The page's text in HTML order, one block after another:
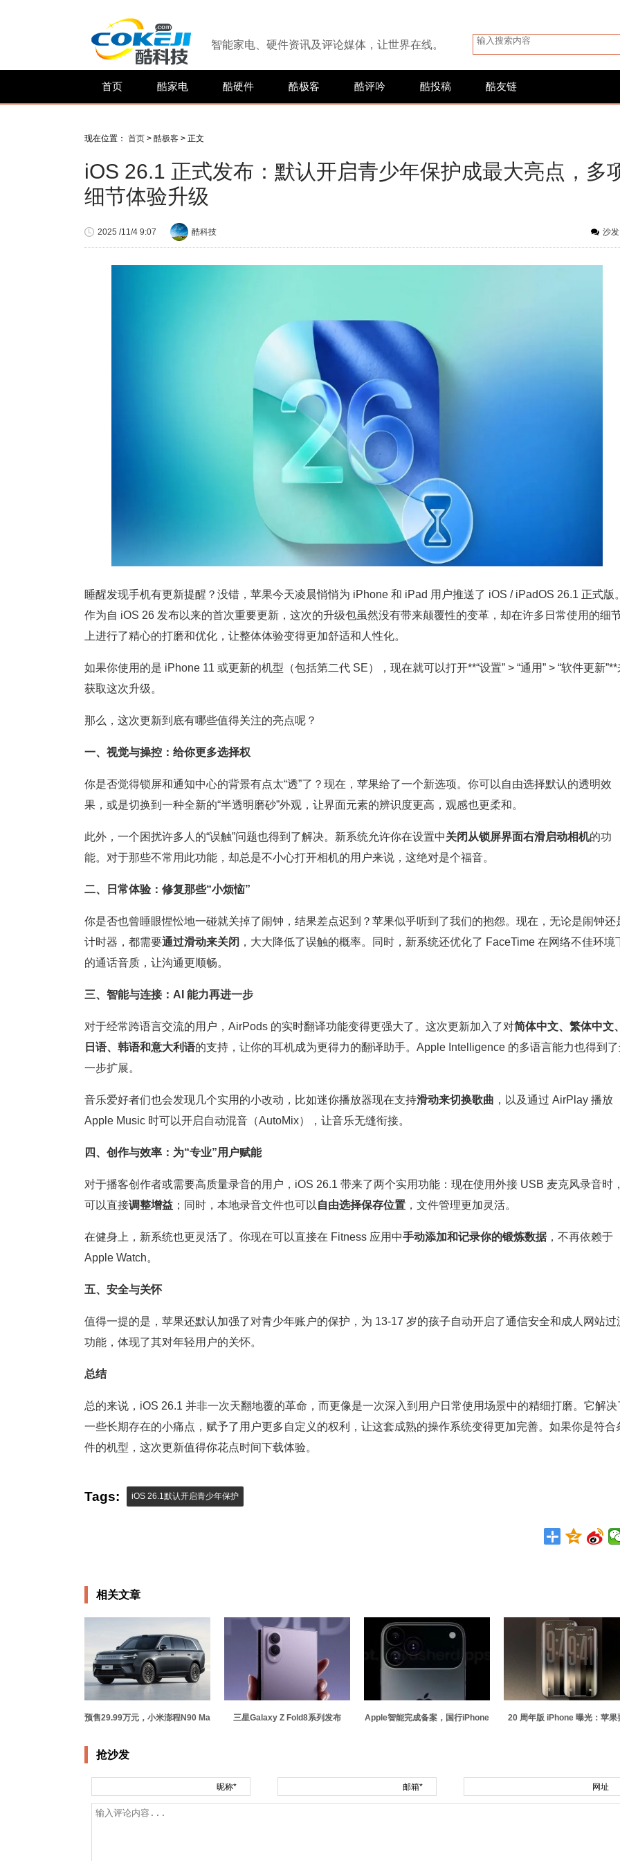
智能家电、硬件资讯及评论媒体，让世界在线。
首页 酷家电 酷硬件 酷极客 酷评吟 酷投稿 酷友链
现在位置： 首页 > 酷极客 > 正文
iOS 26.1 正式发布：默认开启青少年保护成最大亮点，多
细节体验升级
2025 /11/4 9:07 酷科技 沙发
睡醒发现手机有更新提醒？没错，苹果今天凌晨悄悄为 iPhone 和 iPad 用户推送了 iOS / iPadOS 26.1 正式版
作为自 iOS 26 发布以来的首次重要更新，这次的升级包虽然没有带来颠覆性的变革，却在许多日常使用的细
上进行了精心的打磨和优化，让整体体验变得更加舒适和人性化。
如果你使用的是 iPhone 11 或更新的机型（包括第二代 SE），现在就可以打开**“设置” > “通用” > “软件更新”**
获取这次升级。
那么，这次更新到底有哪些值得关注的亮点呢？
一、视觉与操控：给你更多选择权
你是否觉得锁屏和通知中心的背景有点太“透”了？现在，苹果给了一个新选项。你可以自由选择默认的透明效
果，或是切换到一种全新的“半透明磨砂”外观，让界面元素的辨识度更高，观感也更柔和。
此外，一个困扰许多人的“误触”问题也得到了解决。新系统允许你在设置中关闭从锁屏界面右滑启动相机的功
能。对于那些不常用此功能，却总是不小心打开相机的用户来说，这绝对是个福音。
二、日常体验：修复那些“小烦恼”
你是否也曾睡眼惺忪地一碰就关掉了闹钟，结果差点迟到？苹果似乎听到了我们的抱怨。现在，无论是闹钟还
计时器，都需要通过滑动来关闭 ，大大降低了误触的概率。同时，新系统还优化了 FaceTime 在网络不佳环境
的通话音质，让沟通更顺畅。
三、智能与连接：AI 能力再进一步
对于经常跨语言交流的用户，AirPods 的实时翻译功能变得更强大了。这次更新加入了对简体中文、繁体中文
日语、韩语和意大利语的支持，让你的耳机成为更得力的翻译助手。Apple Intelligence 的多语言能力也得到
一步扩展。
音乐爱好者们也会发现几个实用的小改动，比如迷你播放器现在支持滑动来切换歌曲 ，以及通过 AirPlay 播放
Apple Music 时可以开启自动混音（AutoMix），让音乐无缝衔接。
四、创作与效率：为“专业”用户赋能
对于播客创作者或需要高质量录音的用户，iOS 26.1 带来了两个实用功能：现在使用外接 USB 麦克风录音时
可以直接调整增益 ；同时，本地录音文件也可以 自由选择保存位置 ，文件管理更加灵活。
在健身上，新系统也更灵活了。你现在可以直接在 Fitness 应用中手动添加和记录你的锻炼数据，不再依赖于
Apple Watch。
五、安全与关怀
值得一提的是，苹果还默认加强了对青少年账户的保护，为 13-17 岁的孩子自动开启了通信安全和成人网站过
功能，体现了其对年轻用户的关怀。
总结
总的来说，iOS 26.1 并非一次天翻地覆的革命，而更像是一次深入到用户日常使用场景中的精细打磨。它解决
一些长期存在的小痛点，赋予了用户更多自定义的权利，让这套成熟的操作系统变得更加完善。如果你是符合
件的机型，这次更新值得你花点时间下载体验。
Tags: iOS 26.1默认开启青少年保护
相关文章
预售29.99万元，小米澎程N90 Ma 三星Galaxy Z Fold8系列发布 Apple智能完成备案，国行iPhone 20 周年版 iPhone 曝光：苹果
抢沙发
昵称* 邮箱* 网址